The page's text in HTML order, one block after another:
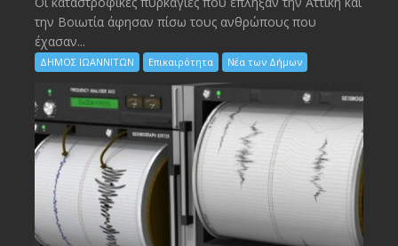
την Bοιωτία άφησαν πίσω τους ανθρώπους που
έχασαν...
ΔΗΜΟΣ ΙΩΑΝΝΙΤΩΝ Επικαιρότητα Νέα των Δήμων